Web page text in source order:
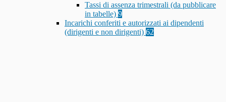
Tassi di assenza trimestrali (da pubblicare
in tabelle) 9
Incarichi conferiti e autorizzati ai dipendenti
(dirigenti e non dirigenti) 62